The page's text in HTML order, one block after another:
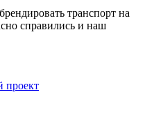
транспорт на
справились и наш
проект